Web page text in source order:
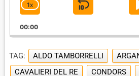
y
r
C
A
N
G
E
P
1X
S
I
P
B
00:00
TAG: ALDO TAMBORRELLI
CAVALIERI DEL RE
CONDORS